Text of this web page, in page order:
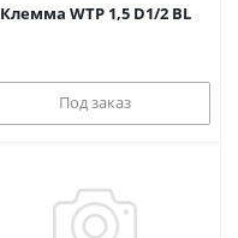
Клемма WTP 1,5 D1/2 BL
Под заказ